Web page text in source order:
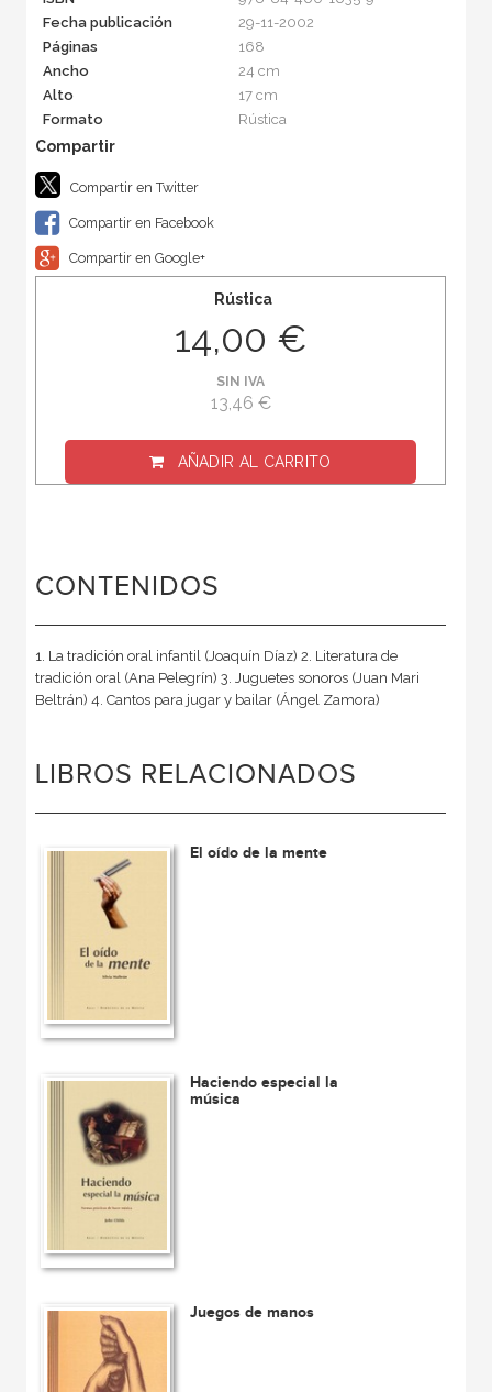
Fecha publicación
29-11-2002
Páginas
168
Ancho
24 cm
Alto
17 cm
Formato
Rústica
Compartir en Twitter
Compartir en Facebook
Compartir en Google+
Rústica
14,00 €
SIN IVA
13,46 €
AÑADIR AL CARRITO
CONTENIDOS
1. La tradición oral infantil (Joaquín Díaz) 2. Literatura de
tradición oral (Ana Pelegrín) 3. Juguetes sonoros (Juan Mari
Beltrán) 4. Cantos para jugar y bailar (Ángel Zamora)
LIBROS RELACIONADOS
El oído de la mente
Haciendo especial la
música
Juegos de manos